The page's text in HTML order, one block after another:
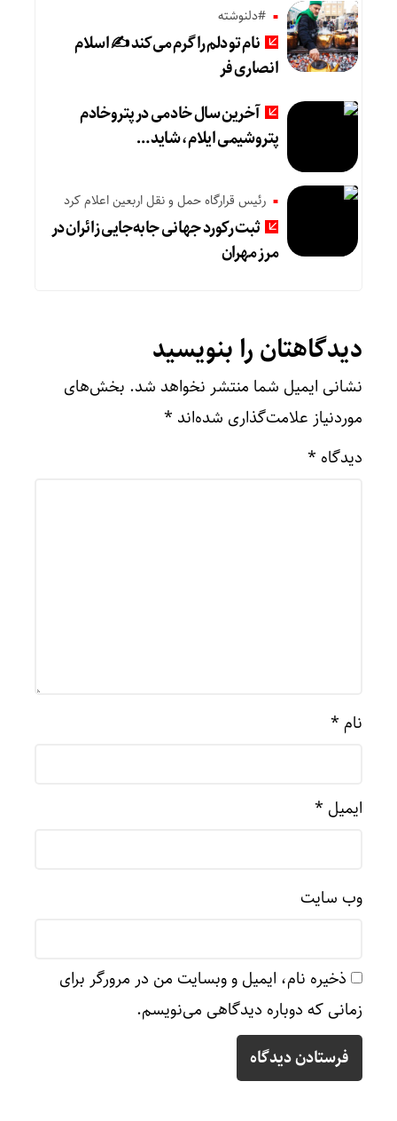
#دلنوشته
نام تو دلم را گرم می‌کند ✍️ اسلام
انصاری فر
آخرین سال خادمی در پتروخادم
پتروشیمی ایلام، شاید …
رئیس قرارگاه حمل و نقل اربعین اعلام کرد
ثبت رکورد جهانی جابه‌جایی زائران در
مرز مهران
دیدگاهتان را بنویسید
نشانی ایمیل شما منتشر نخواهد شد. بخش‌های
موردنیاز علامت‌گذاری شده‌اند *
دیدگاه *
نام *
ایمیل *
وب‌ سایت
ذخیره نام، ایمیل و وبسایت من در مرورگر برای
زمانی که دوباره دیدگاهی می‌نویسم.